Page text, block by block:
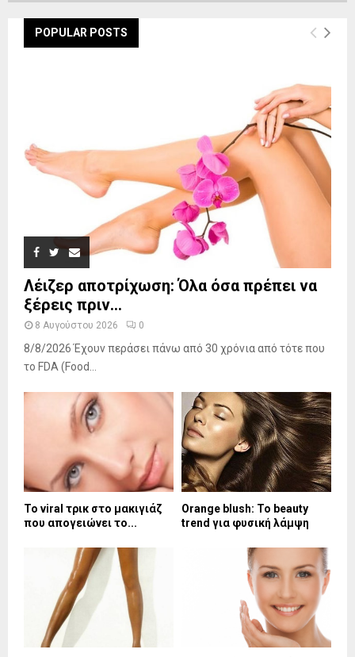
POPULAR POSTS
Λέιζερ αποτρίχωση: Όλα όσα πρέπει να
ξέρεις πριν...
8 Αυγούστου 2026 0
8/8/2026 Έχουν περάσει πάνω από 30 χρόνια από τότε που
το FDA (Food...
Το viral τρικ στο μακιγιάζ
που απογειώνει το...
Orange blush: Το beauty
trend για φυσική λάμψη